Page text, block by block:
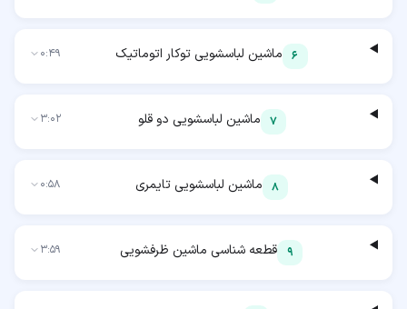
6 ماشین لباسشویی توکار اتوماتیک 0:49
7 ماشین لباسشویی دو قلو 3:02
8 ماشین لباسشویی تایمری 0:58
9 قطعه شناسی ماشین ظرفشویی 3:59